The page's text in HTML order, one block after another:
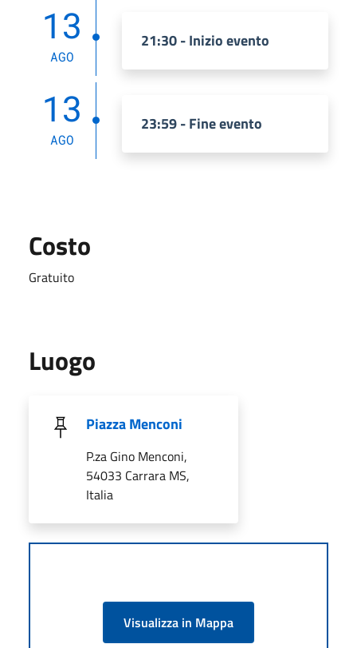
13
AGO
21:30 - Inizio evento
13
AGO
23:59 - Fine evento
Costo
Gratuito
Luogo
Piazza Menconi
P.za Gino Menconi,
54033 Carrara MS,
Italia
Visualizza in Mappa